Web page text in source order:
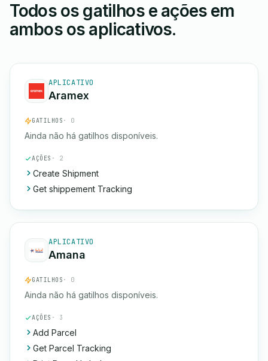
Todos os gatilhos e ações em
ambos os aplicativos.
APLICATIVO
Aramex
GATILHOS · 0
Ainda não há gatilhos disponíveis.
AÇÕES · 2
Create Shipment
Get shippement Tracking
APLICATIVO
Amana
GATILHOS · 0
Ainda não há gatilhos disponíveis.
AÇÕES · 3
Add Parcel
Get Parcel Tracking